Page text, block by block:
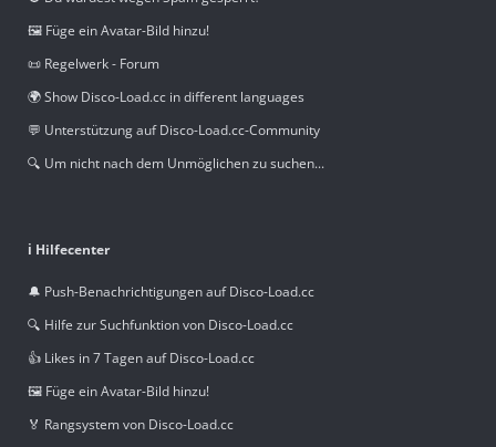
🖼️ Füge ein Avatar-Bild hinzu!
📜 Regelwerk - Forum
🌍 Show Disco-Load.cc in different languages
💬 Unterstützung auf Disco-Load.cc-Community
🔍 Um nicht nach dem Unmöglichen zu suchen...
ℹ️ Hilfecenter
🔔 Push-Benachrichtigungen auf Disco-Load.cc
🔍 Hilfe zur Suchfunktion von Disco-Load.cc
👍 Likes in 7 Tagen auf Disco-Load.cc
🖼️ Füge ein Avatar-Bild hinzu!
🏅 Rangsystem von Disco-Load.cc